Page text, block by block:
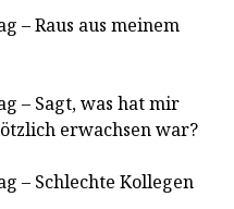
– Raus aus meinem
– Sagt, was hat mir
erwachsen war?
– Schlechte Kollegen